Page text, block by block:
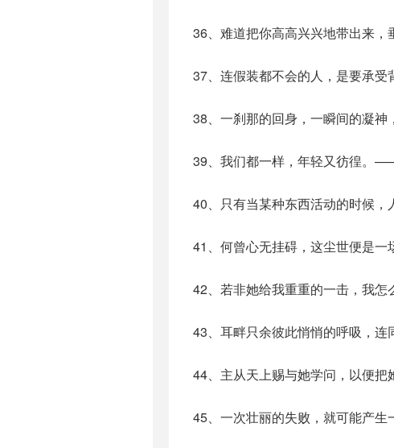
36、难道把你高高兴兴地带出来
37、连假装都不会的人，是要承
38、一刹那的回身，一瞬间的凝
39、我们都一样，年轻又彷徨。
40、只有当某种东西活动的时候
41、何曾心无挂碍，这尘世便是
42、若非她给我重重的一击，我
43、耳畔只余彼此悄悄的呼吸，
44、主从天上赐与她学问，以便
45、一次壮丽的失败，就可能产